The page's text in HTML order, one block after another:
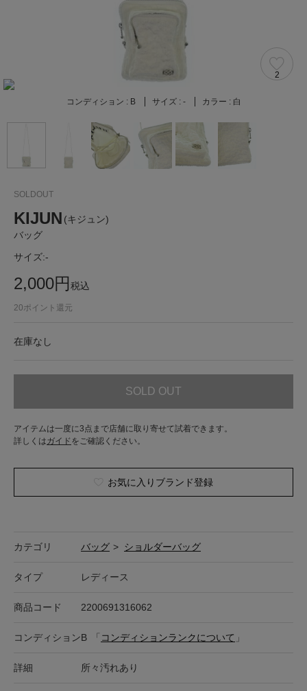
2
コンディション : B サイズ : - カラー : 白
SOLDOUT
KIJUN (キジュン)
バッグ
サイズ:-
2,000円税込
20ポイント還元
在庫なし
SOLD OUT
アイテムは一度に3点まで店舗に取り寄せて試着できます。
詳しくはガイド をご確認ください。
お気に入りブランド登録
カテゴリ バッグ > ショルダーバッグ
タイプ レディース
商品コード 2200691316062
コンディションB 「 コンディションランクについて 」
詳細 所々汚れあり